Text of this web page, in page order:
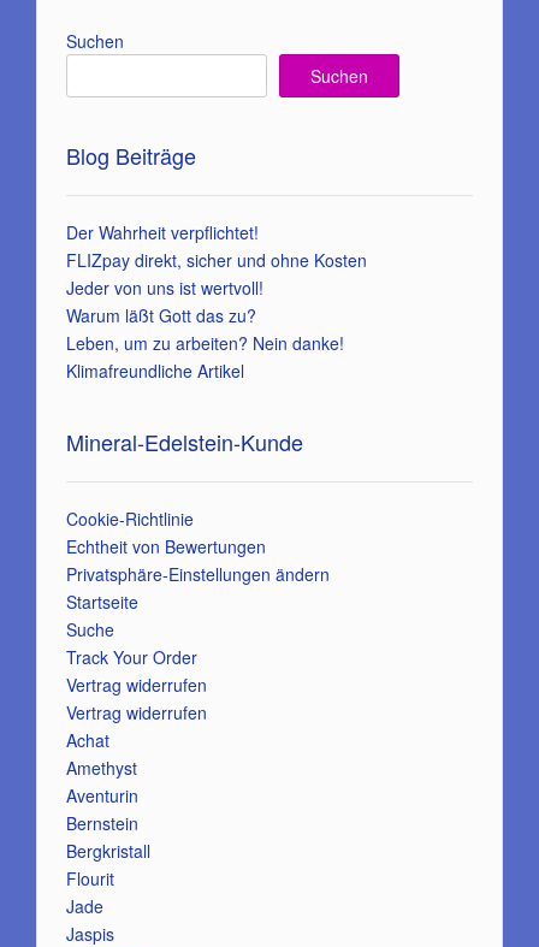
Suchen
Suchen
Blog Beiträge
Der Wahrheit verpflichtet!
FLIZpay direkt, sicher und ohne Kosten
Jeder von uns ist wertvoll!
Warum läßt Gott das zu?
Leben, um zu arbeiten? Nein danke!
Klimafreundliche Artikel
Mineral-Edelstein-Kunde
Cookie-Richtlinie
Echtheit von Bewertungen
Privatsphäre-Einstellungen ändern
Startseite
Suche
Track Your Order
Vertrag widerrufen
Vertrag widerrufen
Achat
Amethyst
Aventurin
Bernstein
Bergkristall
Flourit
Jade
Jaspis